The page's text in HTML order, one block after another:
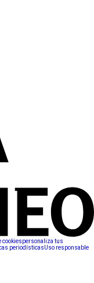
cookiespersonaliza tus
periodísticasUso responsable